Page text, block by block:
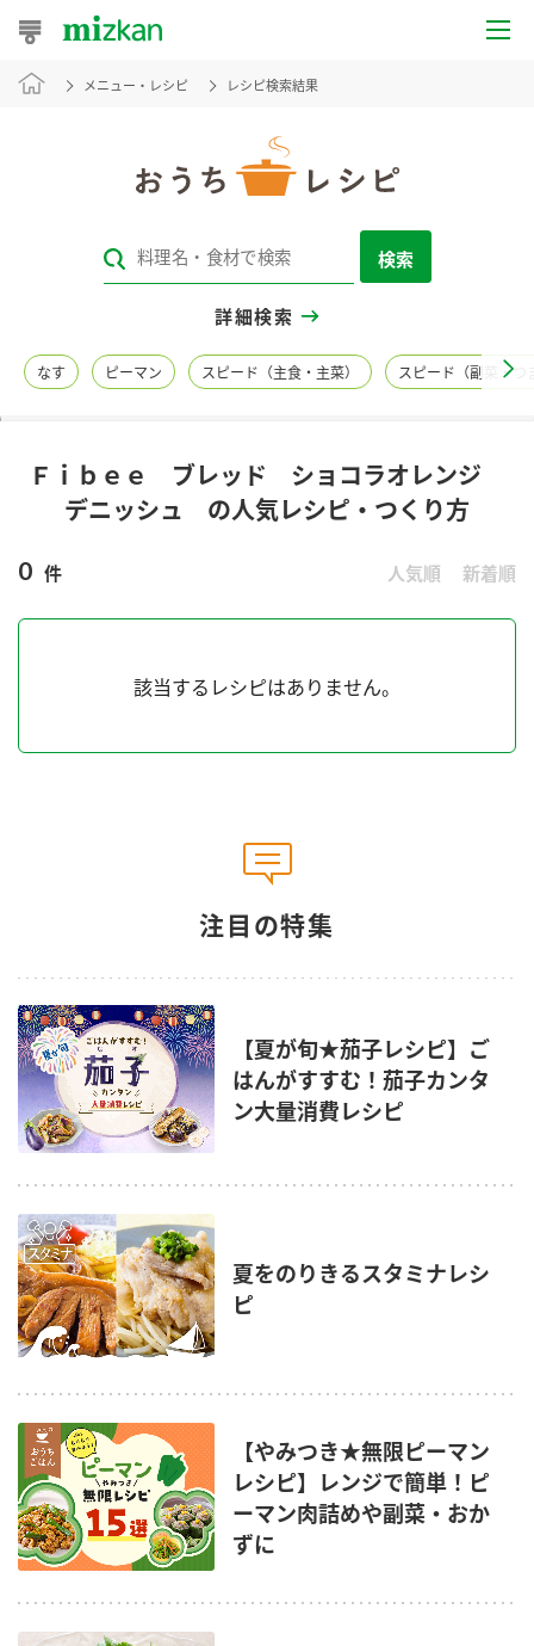
おうちレシピ
レシピカテゴリ一覧
レシピ名特集
商品情報
スープ
クイック調味料 レモン果汁
炊き込みご飯の素
納豆 Fibee
お酢ドリンク
味ぽん
ぽん酢
かおりの蔵
つゆ
鍋なび
納豆のサイト
PIN印
三ツ判山吹
千夜
スペシャルサイト
お酢を知ろう！
すしラボ
ぽん酢サワー
納豆の豆知識
企業理念
ミツカンの歴史
ミツカンを知る
環境への取り組み
ZENB initiative
各部門が大切にしていること
おいしさと健康への取り組み
採用情報
ニュースリリース
お客様相談センター
お客様の声をいかしました
販売終了製品のご案内
お問い合わせ
地図から取り扱い店舗を探す
ミツカン公式通販
メニュー・レシピ レシピ検索結果
検索
詳細検索
なす ピーマン スピード（主食・主菜） スピード（副菜・つ
Ｆｉｂｅｅ ブレッド ショコラオレンジ
デニッシュ の人気レシピ・つくり方
0 件 人気順 新着順
該当するレシピはありません。
注目の特集
【夏が旬★茄子レシピ】ご
はんがすすむ！茄子カンタ
ン大量消費レシピ
夏をのりきるスタミナレシ
ピ
【やみつき★無限ピーマン
レシピ】レンジで簡単！ピ
ーマン肉詰めや副菜・おか
ずに